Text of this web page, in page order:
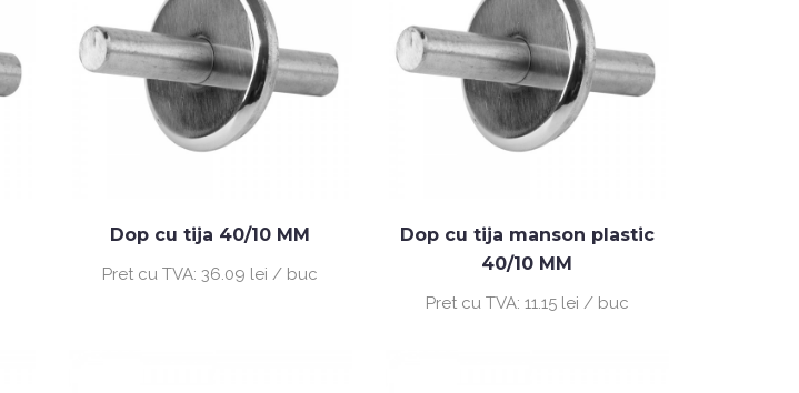
Dop cu tija 40/10 MM
Pret cu TVA: 36.09 lei / buc
Dop cu tija manson plastic
40/10 MM
Pret cu TVA: 11.15 lei / buc